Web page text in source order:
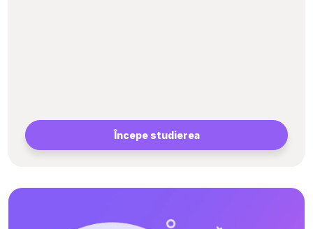
Începe studierea